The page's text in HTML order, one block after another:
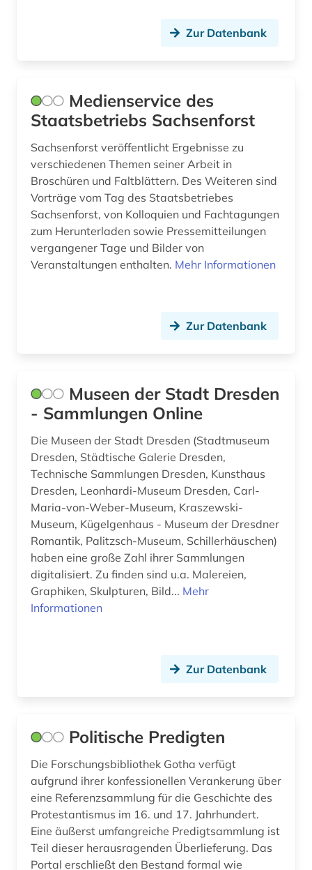
Zur Datenbank
Medienservice des
Staatsbetriebs Sachsenforst
Sachsenforst veröffentlicht Ergebnisse zu
verschiedenen Themen seiner Arbeit in
Broschüren und Faltblättern. Des Weiteren sind
Vorträge vom Tag des Staatsbetriebes
Sachsenforst, von Kolloquien und Fachtagungen
zum Herunterladen sowie Pressemitteilungen
vergangener Tage und Bilder von
Veranstaltungen enthalten. Mehr Informationen
Zur Datenbank
Museen der Stadt Dresden
- Sammlungen Online
Die Museen der Stadt Dresden (Stadtmuseum
Dresden, Städtische Galerie Dresden,
Technische Sammlungen Dresden, Kunsthaus
Dresden, Leonhardi-Museum Dresden, Carl-
Maria-von-Weber-Museum, Kraszewski-
Museum, Kügelgenhaus - Museum der Dresdner
Romantik, Palitzsch-Museum, Schillerhäuschen)
haben eine große Zahl ihrer Sammlungen
digitalisiert. Zu finden sind u.a. Malereien,
Graphiken, Skulpturen, Bild... Mehr
Informationen
Zur Datenbank
Politische Predigten
Die Forschungsbibliothek Gotha verfügt
aufgrund ihrer konfessionellen Verankerung über
eine Referenzsammlung für die Geschichte des
Protestantismus im 16. und 17. Jahrhundert.
Eine äußerst umfangreiche Predigtsammlung ist
Teil dieser herausragenden Überlieferung. Das
Portal erschließt den Bestand formal wie